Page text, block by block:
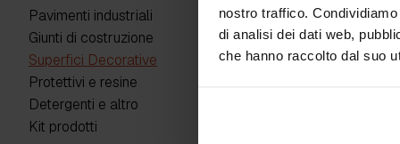
nostro traffico.
di analisi dei dati web,
che hanno raccolto dal suo
Pavimenti industriali
Giunti di costruzione
Superfici Decorative
Protettivi e resine
Detergenti e altro
Kit prodotti